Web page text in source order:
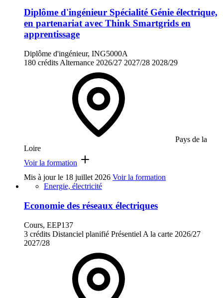
Diplôme d'ingénieur Spécialité Génie électrique,
en partenariat avec Think Smartgrids en
apprentissage
Diplôme d'ingénieur, ING5000A
180 crédits Alternance 2026/27 2027/28 2028/29
Pays de la
Loire
Voir la formation
Mis à jour le 18 juillet 2026 Voir la formation
Energie, électricité
Economie des réseaux électriques
Cours, EEP137
3 crédits Distanciel planifié Présentiel A la carte 2026/27
2027/28